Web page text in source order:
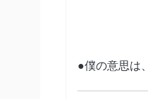
●僕の意思は